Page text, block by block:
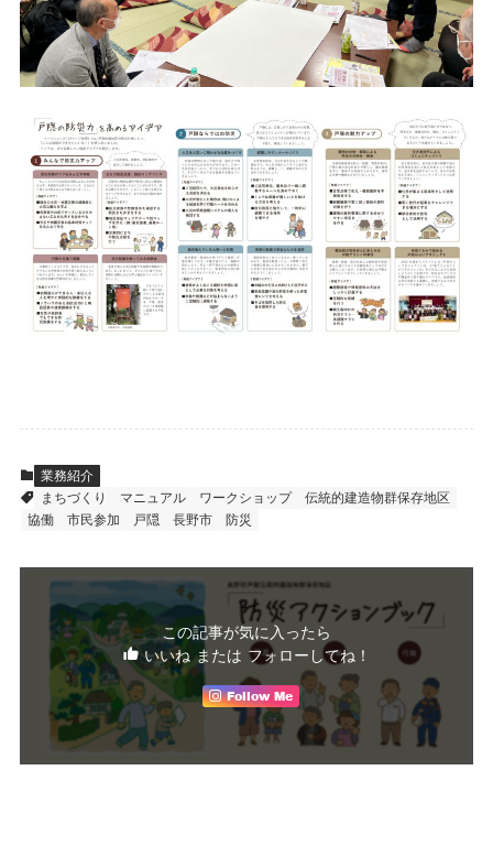
業務紹介
まちづくり
マニュアル ワークショップ
伝統的建造物群保存地区
協働
市民参加 戸隠 長野市 防災
この記事が気に入ったら
いいね または フォローしてね！
Follow Me